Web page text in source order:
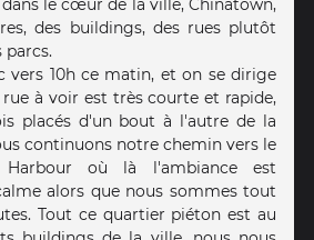
dans le cœur de la ville, Chinatown,
des buildings, des rues plutôt
vers 10h ce matin, et on se dirige
à voir est très courte et rapide,
placés d'un bout à l'autre de la
continuons notre chemin vers le
où là l'ambiance est
alors que nous sommes tout
Tout ce quartier piéton est au